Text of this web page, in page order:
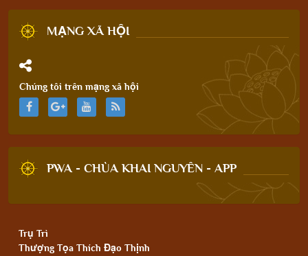
MẠNG XÃ HỘI
Chúng tôi trên mạng xã hội
PWA - CHÙA KHAI NGUYÊN - APP
Trụ Trì
Thượng Tọa Thích Đạo Thịnh